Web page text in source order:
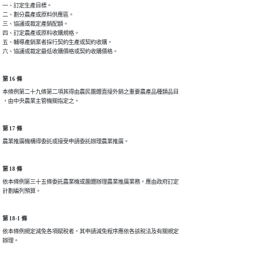
一、訂定生產目標。
二、劃分農產或原料供應區。
三、協議或裁定產銷配額。
四、訂定農產或原料收購規格。
五、輔導產銷業者採行契約生產或契約收購。
六、協議或裁定最低收購價格或契約收購價格。
第 16 條
本條例第二十九條第二項其得由農民團體直接外銷之重要農產品種類品目
，由中央農業主管機關指定之。
第 17 條
農業推廣機構得委託或接受申請委託辦理農業推廣。
第 18 條
依本條例第三十五條委託農業機或團體辦理農業推廣業務，應由政府訂定
計劃編列預算。
第 18-1 條
依本條例規定減免各項賦稅者，其申請減免程序應依各該稅法及有關規定
辦理。